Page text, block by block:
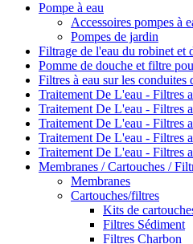
Pompe à eau
Accessoires pompes à
Pompes de jardin
Filtrage de l'eau du robinet et
Pomme de douche et filtre
Filtres à eau sur les conduites
Traitement De L'eau - Filtres
Traitement De L'eau - Filtres
Traitement De L'eau - Filtres
Traitement De L'eau - Filtres
Traitement De L'eau - Filtres
Membranes / Cartouches /
Membranes
Cartouches/filtres
Kits de
Filtres Sédiment
Filtres Charbon